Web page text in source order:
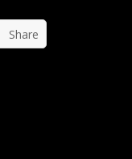
Share